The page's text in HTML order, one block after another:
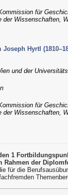
für
der Wissenschaften,
Hyrtl
und der
für
der Wissenschaften,
1
Rahmen der
für die